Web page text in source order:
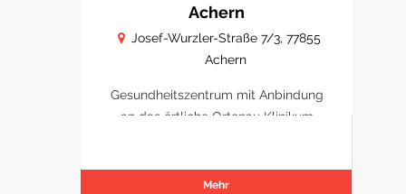
Achern
Josef-Wurzler-Straße 7/3, 77855
Achern
Gesundheitszentrum mit Anbindung
an das örtliche Ortenau Klinikum
Mehr